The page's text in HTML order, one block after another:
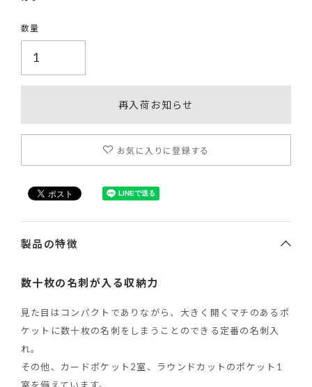
お気に入りに登録する
再入荷お知らせ
製品の特徴
数十枚の名刺が入る収納力
見た目はコンパクトでありながら、大きく開くマチのあるポ
ケットに数十枚の名刺をしまうことのできる定番の名刺入
れ。
その他、カードポケット2室、ラウンドカットのポケット1